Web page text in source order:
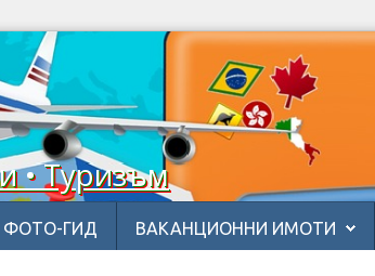
• Туризъм
ФОТО-ГИД ВАКАНЦИОННИ ИМОТИ